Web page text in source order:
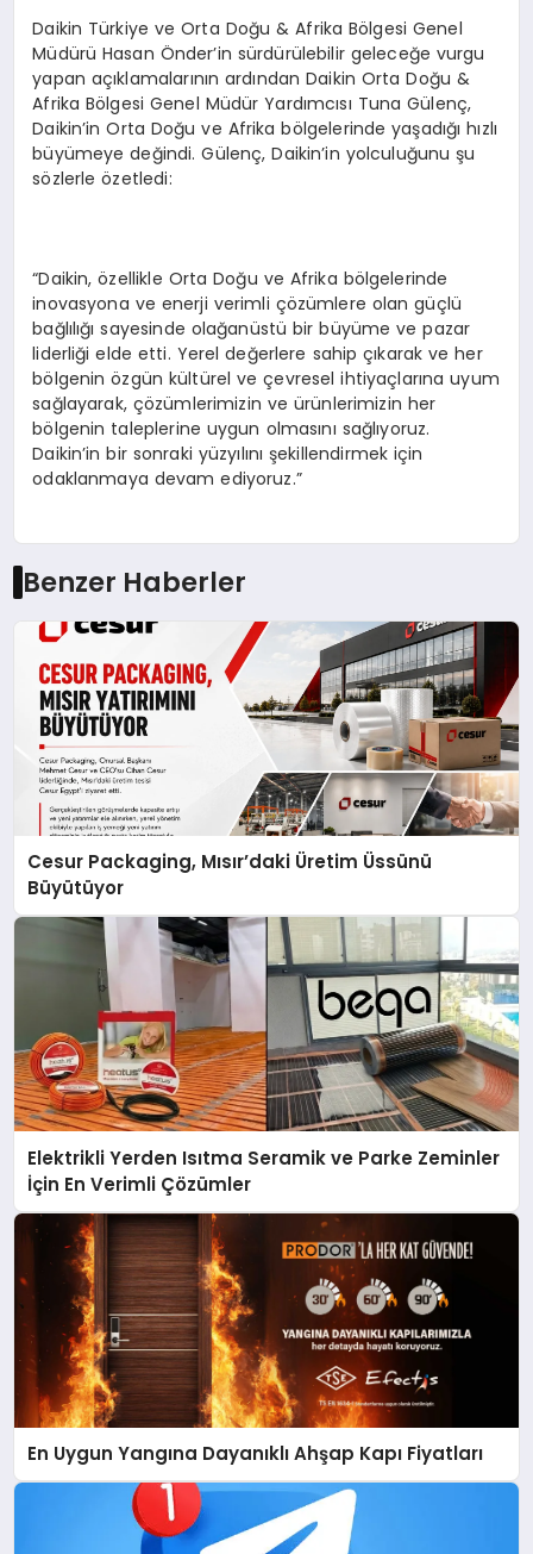
Daikin Türkiye ve Orta Doğu & Afrika Bölgesi Genel
Müdürü Hasan Önder’in sürdürülebilir geleceğe vurgu
yapan açıklamalarının ardından Daikin Orta Doğu &
Afrika Bölgesi Genel Müdür Yardımcısı Tuna Gülenç,
Daikin’in Orta Doğu ve Afrika bölgelerinde yaşadığı hızlı
büyümeye değindi. Gülenç, Daikin’in yolculuğunu şu
sözlerle özetledi:
“Daikin, özellikle Orta Doğu ve Afrika bölgelerinde
inovasyona ve enerji verimli çözümlere olan güçlü
bağlılığı sayesinde olağanüstü bir büyüme ve pazar
liderliği elde etti. Yerel değerlere sahip çıkarak ve her
bölgenin özgün kültürel ve çevresel ihtiyaçlarına uyum
sağlayarak, çözümlerimizin ve ürünlerimizin her
bölgenin taleplerine uygun olmasını sağlıyoruz.
Daikin’in bir sonraki yüzyılını şekillendirmek için
odaklanmaya devam ediyoruz.”
Benzer Haberler
Cesur Packaging, Mısır’daki Üretim Üssünü
Büyütüyor
Elektrikli Yerden Isıtma Seramik ve Parke Zeminler
İçin En Verimli Çözümler
En Uygun Yangına Dayanıklı Ahşap Kapı Fiyatları